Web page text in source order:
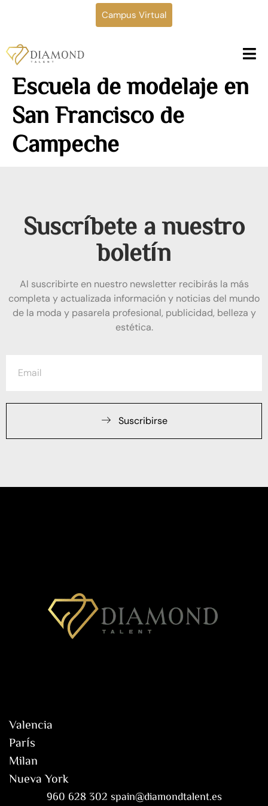
Campus Virtual
Escuela de modelaje en
San Francisco de
Campeche
Suscríbete a nuestro
boletín
Al suscribirte en nuestro newsletter recibirás la más
completa y actualizada información y noticias del mundo
de la moda y pasarela profesional, publicidad, belleza y
estética.
Suscribirse
Valencia
París
Milan
Nueva York
960 628 302 spain@diamondtalent.es